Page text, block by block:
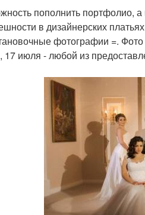
пополнить портфолио,
в дизайнерских
фотографии =.
17 июля - любой из